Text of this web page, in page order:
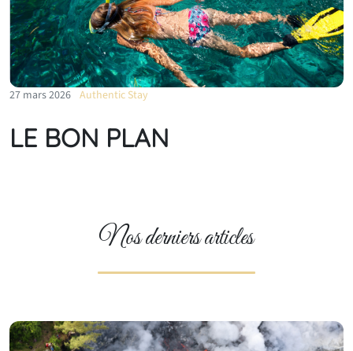
27 mars 2026 Authentic Stay
LE BON PLAN
Nos derniers articles